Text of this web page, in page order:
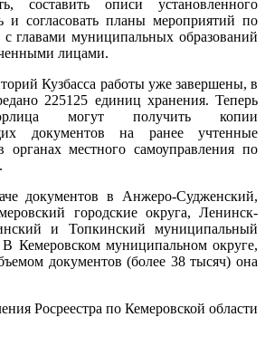
составить описи установленного
и согласовать планы мероприятий по
с главами муниципальных образований
лицами.
Кузбасса работы уже завершены, в
225125 единиц хранения. Теперь
могут получить копии
документов на ранее учтенные
органах местного самоуправления по
документов в Анжеро-Судженский,
городские округа, Ленинск-
и Топкинский муниципальный
В Кемеровском муниципальном округе,
документов (более 38 тысяч) она
Росреестра по Кемеровской области